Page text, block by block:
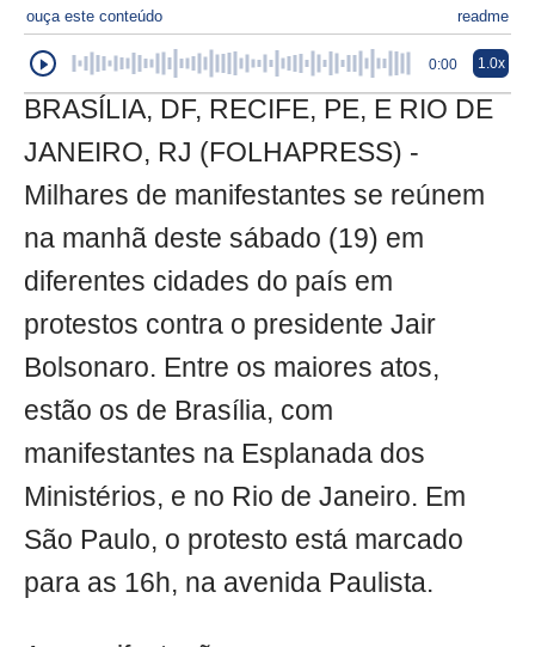
ouça este conteúdo readme
0:00 1.0x
BRASÍLIA, DF, RECIFE, PE, E RIO DE
JANEIRO, RJ (FOLHAPRESS) -
Milhares de manifestantes se reúnem
na manhã deste sábado (19) em
diferentes cidades do país em
protestos contra o presidente Jair
Bolsonaro. Entre os maiores atos,
estão os de Brasília, com
manifestantes na Esplanada dos
Ministérios, e no Rio de Janeiro. Em
São Paulo, o protesto está marcado
para as 16h, na avenida Paulista.